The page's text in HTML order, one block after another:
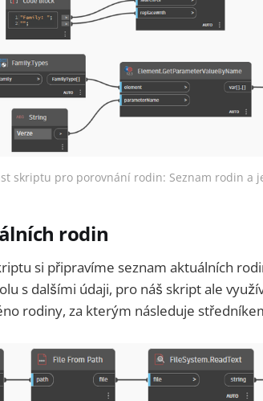
skriptu pro porovnání rodin: Seznam rodin a
rodin
si připravíme seznam aktuálních
s dalšími údaji, pro náš skript ale
rodiny, za kterým následuje